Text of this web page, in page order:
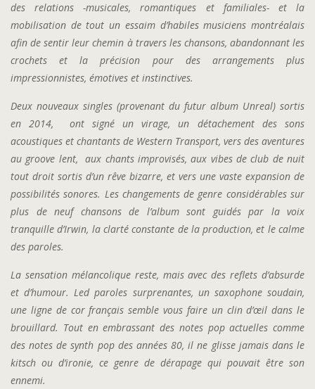
des relations -musicales, romantiques et familiales- et la
mobilisation de tout un essaimd’habiles musiciens montréalais
afin de sentir leur chemin à travers les chansons, abandonnant les
crochets et la précision pour des arrangements plus
impressionnistes, émotives et instinctives.
Deux nouveaux singles (provenant du futur album Unreal) sortis
en 2014, ont signé un virage, un détachement des sons
acoustiques et chantants de Western Transport, vers des aventures
au groove lent, aux chants improvisés, aux vibes de club de nuit
tout droit sortis d’un rêve bizarre, et vers une vaste expansion de
possibilités sonores. Les changements de genre considérables sur
plus de neuf chansons de l’album sont guidés par la voix
tranquille d’Irwin, la clarté constante de la production, et le calme
des paroles.
La sensation mélancolique reste, mais avec des reflets d’absurde
et d’humour. Led paroles surprenantes, un saxophone soudain,
une ligne de cor français semble vous faire un clin d’œil dans le
brouillard. Tout en embrassant des notes pop actuelles comme
des notes de synth pop des années 80, il ne glisse jamais dans le
kitsch ou d’ironie, ce genre de dérapage qui pouvait être son
ennemi.